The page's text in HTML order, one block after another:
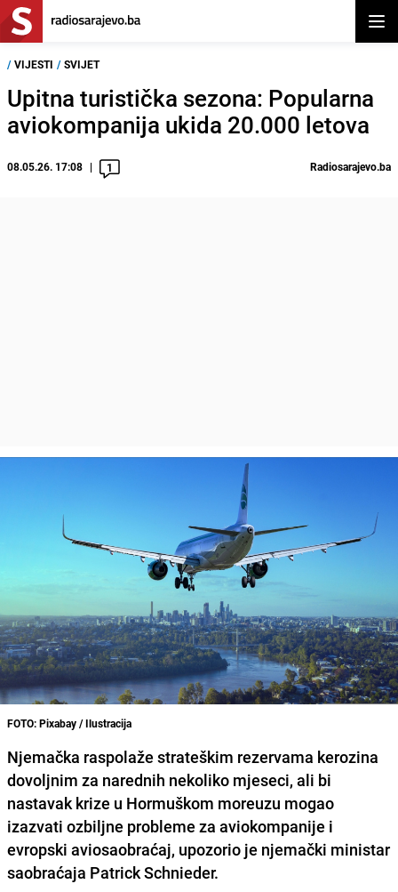
/ VIJESTI / SVIJET
Upitna turistička sezona: Popularna
aviokompanija ukida 20.000 letova
08.05.26. 17:08 1 Radiosarajevo.ba
FOTO: Pixabay / Ilustracija
Njemačka raspolaže strateškim rezervama kerozina
dovoljnim za narednih nekoliko mjeseci, ali bi
nastavak krize u Hormuškom moreuzu mogao
izazvati ozbiljne probleme za aviokompanije i
evropski aviosaobraćaj, upozorio je njemački ministar
saobraćaja Patrick Schnieder.